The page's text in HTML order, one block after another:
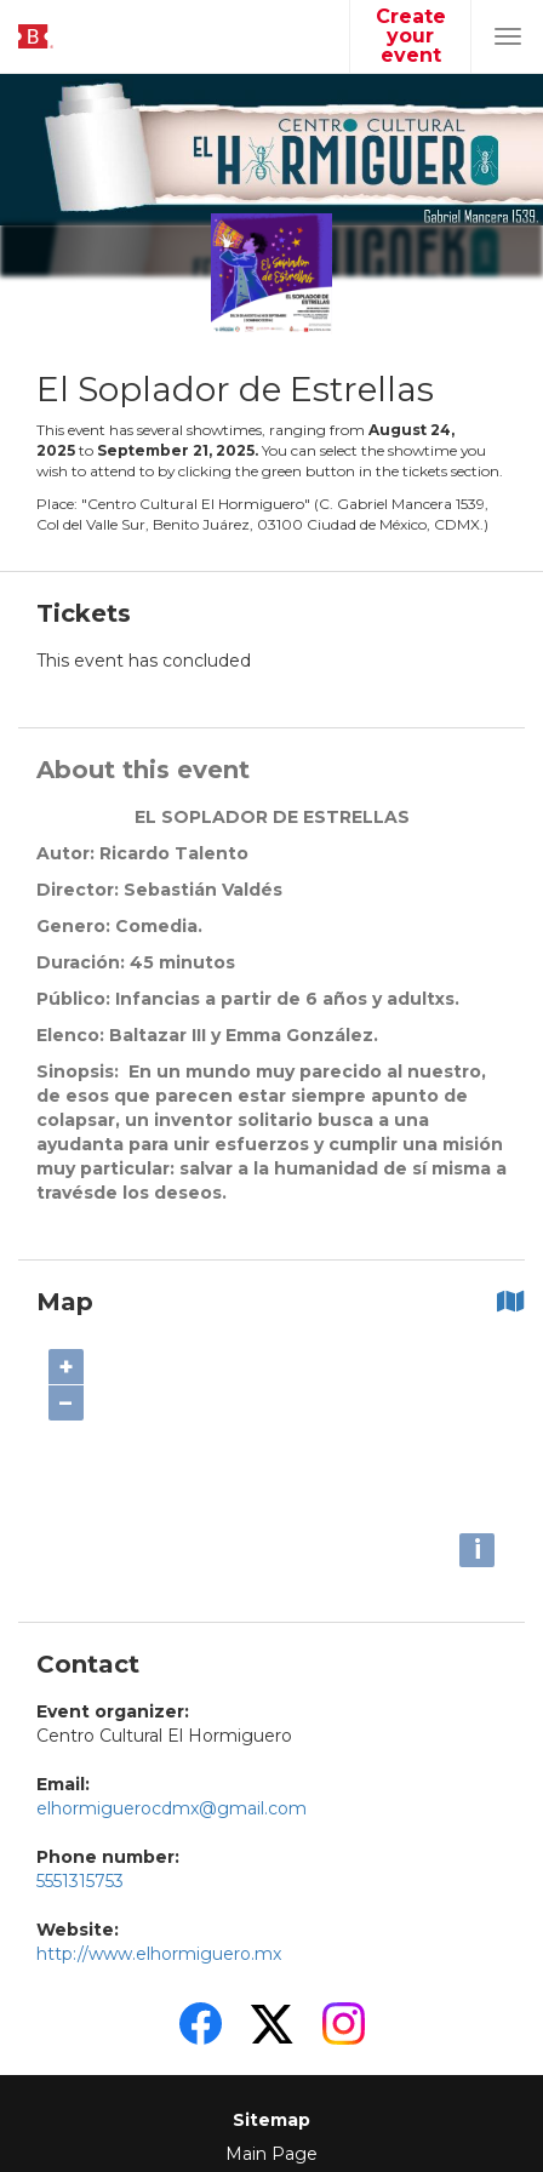
Create
your
event
El Soplador de Estrellas
This event has several showtimes, ranging from August 24,
2025 to September 21, 2025. You can select the showtime you
wish to attend to by clicking the green button in the tickets section.
Place: "Centro Cultural El Hormiguero" (C. Gabriel Mancera 1539,
Col del Valle Sur, Benito Juárez, 03100 Ciudad de México, CDMX.)
Tickets
This event has concluded
About this event
EL SOPLADOR DE ESTRELLAS
Autor: Ricardo Talento
Director: Sebastián Valdés
Genero: Comedia.
Duración: 45 minutos
Público: Infancias a partir de 6 años y adultxs.
Elenco: Baltazar III y Emma González.
Sinopsis: En un mundo muy parecido al nuestro,
de esos que parecen estar siempre apunto de
colapsar, un inventor solitario busca a una
ayudanta para unir esfuerzos y cumplir una misión
muy particular: salvar a la humanidad de sí misma a
travésde los deseos.
Map
+
−
i
Contact
Event organizer:
Centro Cultural El Hormiguero
Email:
elhormiguerocdmx@gmail.com
Phone number:
5551315753
Website:
http://www.elhormiguero.mx
Sitemap
Main Page